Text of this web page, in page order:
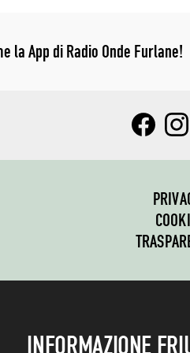
la App di Radio Onde Furlane!
INFORMAZIONE